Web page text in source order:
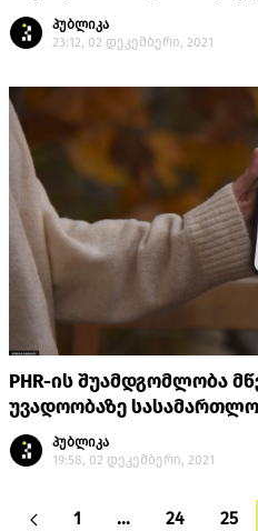
პუბლიკა
23:12, 02 დეკემბერი, 2021
PHR-ის შუამდგომლობა
უვადოობაზე
პუბლიკა
19:58, 02 დეკემბერი, 2021
1 … 24 25